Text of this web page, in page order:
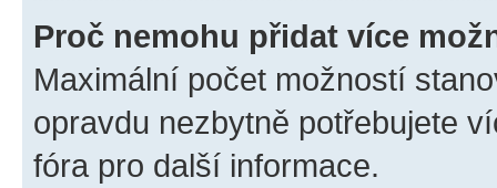
Proč nemohu přidat více
Maximální počet možností
opravdu nezbytně potřebujete
fóra pro další informace.